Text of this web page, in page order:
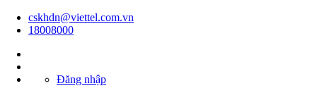
cskhdn@viettel.com.vn
18008000
Đăng nhập